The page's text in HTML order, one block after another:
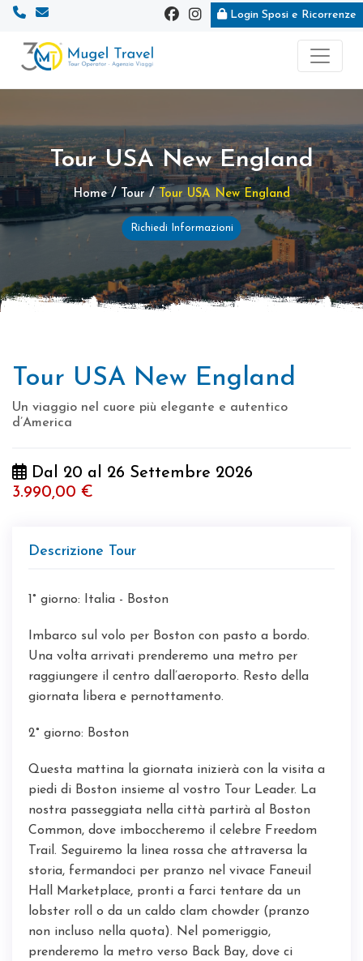
Vai
contenuto
principale
Vai
footer
Login Sposi e Ricorrenze
Tour USA New England
Home / Tour / Tour USA New England
Richiedi Informazioni
Tour USA New England
Un viaggio nel cuore più elegante e autentico
d’America
Dal 20 al 26 Settembre 2026
3.990,00 €
Descrizione Tour
1° giorno: Italia - Boston
Imbarco sul volo per Boston con pasto a bordo.
Una volta arrivati prenderemo una metro per
raggiungere il centro dall’aeroporto. Resto della
giornata libera e pernottamento.
2° giorno: Boston
Questa mattina la giornata inizierà con la visita a
piedi di Boston insieme al vostro Tour Leader. La
nostra passeggiata nella città partirà al Boston
Common, dove imboccheremo il celebre Freedom
Trail. Seguiremo la linea rossa che attraversa la
storia, fermandoci per pranzo nel vivace Faneuil
Hall Marketplace, pronti a farci tentare da un
lobster roll o da un caldo clam chowder (pranzo
non incluso nella quota). Nel pomeriggio,
prenderemo la metro verso Back Bay, dove ci